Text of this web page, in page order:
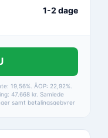
1-2 dage
19,56%. ÅOP: 22,92%.
47.668 kr. Samlede
samt betalingsgebyrer